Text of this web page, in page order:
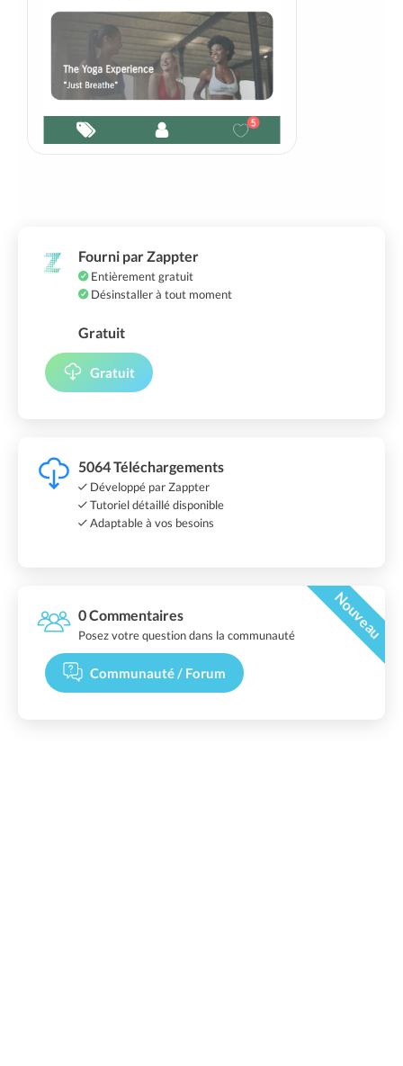
Fourni par Zappter
Entièrement gratuit
Désinstaller à tout moment
Gratuit
Gratuit
5064 Téléchargements
Développé par Zappter
Tutoriel détaillé disponible
Adaptable à vos besoins
0 Commentaires Nouveau
Posez votre question dans la communauté
Communauté / Forum